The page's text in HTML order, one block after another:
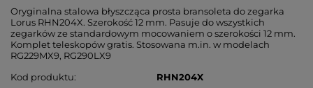
Oryginalna stalowa błyszcząca prosta bransoleta do zegarka
Lorus RHN204X. Szerokość 12 mm. Pasuje do wszystkich
zegarków ze standardowym mocowaniem o szerokości 12 mm.
Komplet teleskopów gratis. Stosowana m.in. w modelach
RG229MX9, RG290LX9
Kod produktu
RHN204X